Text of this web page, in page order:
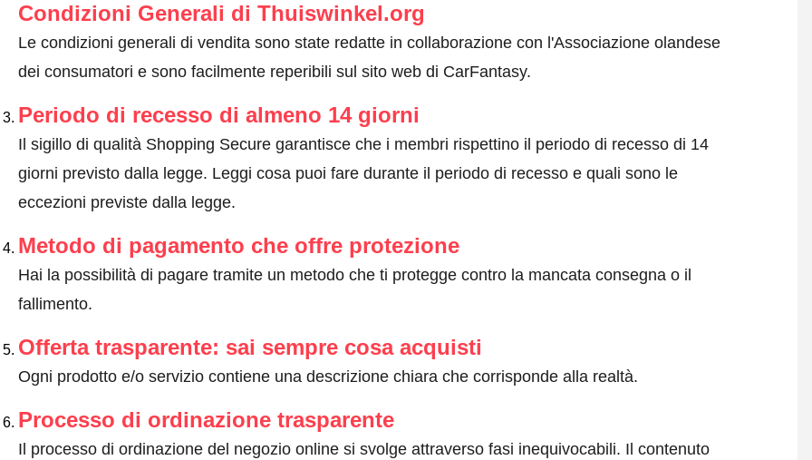
Condizioni Generali di Thuiswinkel.org
Le condizioni generali di vendita sono state redatte in collaborazione con l'Associazione olandese
dei consumatori e sono facilmente reperibili sul sito web di CarFantasy.
Periodo di recesso di almeno 14 giorni
Il sigillo di qualità Shopping Secure garantisce che i membri rispettino il periodo di recesso di 14
giorni previsto dalla legge. Leggi cosa puoi fare durante il periodo di recesso e quali sono le
eccezioni previste dalla legge.
Metodo di pagamento che offre protezione
Hai la possibilità di pagare tramite un metodo che ti protegge contro la mancata consegna o il
fallimento.
Offerta trasparente: sai sempre cosa acquisti
Ogni prodotto e/o servizio contiene una descrizione chiara che corrisponde alla realtà.
Processo di ordinazione trasparente
Il processo di ordinazione del negozio online si svolge attraverso fasi inequivocabili. Il contenuto